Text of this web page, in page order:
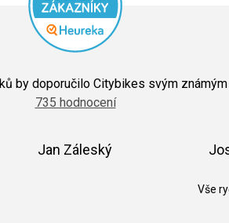
hodnocení
obchodu
je
5
hvězdiček.
by doporučilo Citybikes svým známým
735 hodnocení
Jan Záleský
Vše